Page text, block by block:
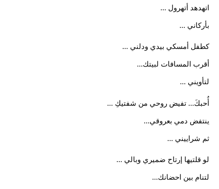
اتهدهد أتهرول ...
بأركاني ...
كطفل أمسكي بيدي ودلني ...
أقرب المسافات لبيتك...
لتأويني ...
أُحبكَ... تفيض روحي من شفتيكِ ...
ينتفض دمي بعروقي...
ثم شراييني ...
لو قلتيها إرتاح ضميري وبالي ...
لتنام بين احضانك...